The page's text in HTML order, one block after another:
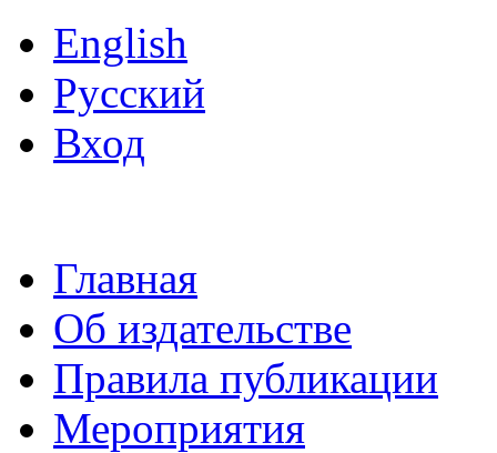
English
Русский
Вход
Главная
Об издательстве
Правила публикации
Мероприятия